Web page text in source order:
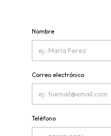
Nombre
Correo electrónico
Teléfono